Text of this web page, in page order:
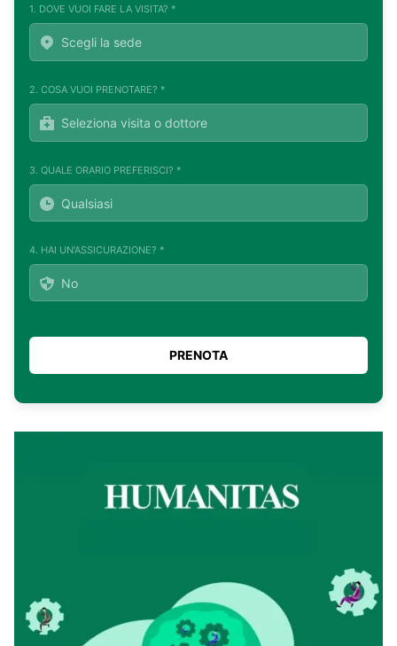
1. DOVE VUOI FARE LA VISITA? *
2. COSA VUOI PRENOTARE? *
3. QUALE ORARIO PREFERISCI? *
4. HAI UN'ASSICURAZIONE? *